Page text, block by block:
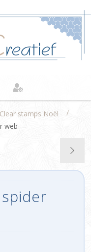
Clear stamps Noël
/
web